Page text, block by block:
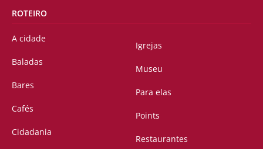
ROTEIRO
A cidade
Baladas
Bares
Cafés
Cidadania
Igrejas
Museu
Para elas
Points
Restaurantes